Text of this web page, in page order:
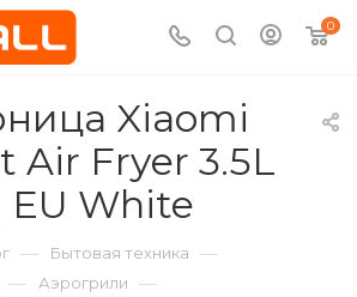
0
Xiaomi
Air Fryer 3.5L
EU White
— Бытовая техника —
— Аэрогрили —